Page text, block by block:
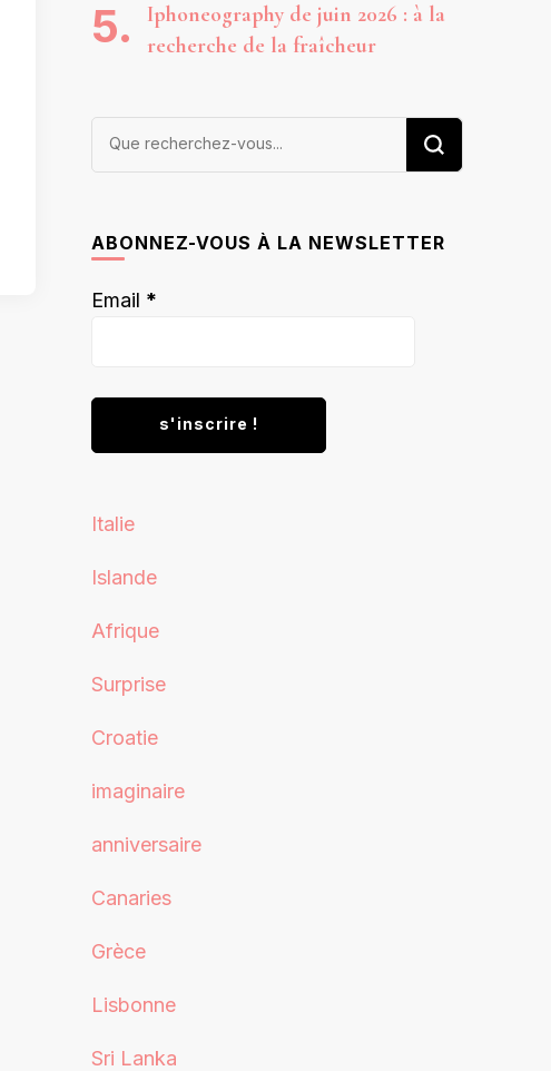
Iphoneography de juin 2026 : à la
recherche de la fraîcheur
Vous
ABONNEZ-VOUS À LA NEWSLETTER
Email *
Italie
Islande
Afrique
Surprise
Croatie
imaginaire
anniversaire
Canaries
Grèce
Lisbonne
Sri Lanka